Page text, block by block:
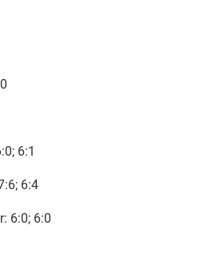
6:1
6:4
6:0; 6:0